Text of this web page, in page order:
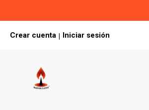
Crear cuenta | Iniciar sesión